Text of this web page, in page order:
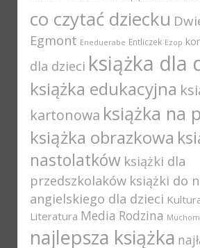
co czytać dziecku
Egmont Eneduerabe Entliczek Ezop
dla dzieci książka dla
książka edukacyjna
kartonowa książka na
książka obrazkowa
nastolatków książki dla
przedszkolaków książki do
angielskiego dla dzieci
Literatura Media Rodzina
najlepsza książka